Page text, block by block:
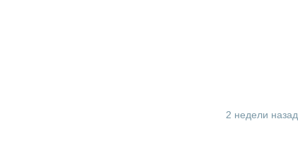
2 недели назад